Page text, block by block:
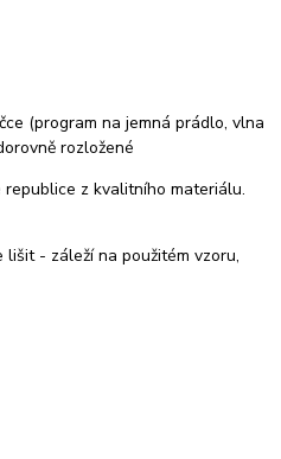
(program na jemná prádlo, vlna
rozložené
z kvalitního materiálu.
lišit - záleží na použitém vzoru,